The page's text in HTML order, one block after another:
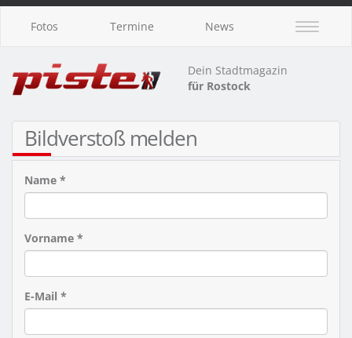
Fotos Termine News
Dein Stadtmagazin
für Rostock
Bildverstoß melden
Name *
Vorname *
E-Mail *